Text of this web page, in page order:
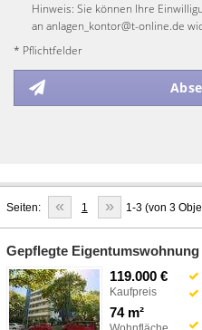
Hinweis: Sie können Ihre
an anlagen_kontor@t-online.de
* Pflichtfelder
Seiten: « 1 » 1-3 (von 3
Gepflegte
119.000 €
Kaufpreis
74 m²